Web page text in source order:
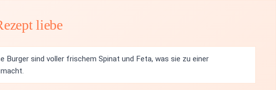
liebe
Burger sind voller frischem Spinat und Feta, was sie zu einer